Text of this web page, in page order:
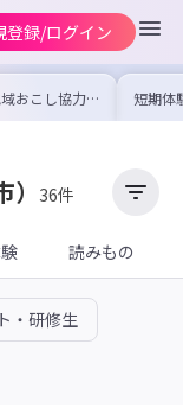
登録/ログイン
おこし協力隊
求人やイベント
集めました！仕
う
短期体
り〜数
域を知
） 36件
読みもの
・研修生